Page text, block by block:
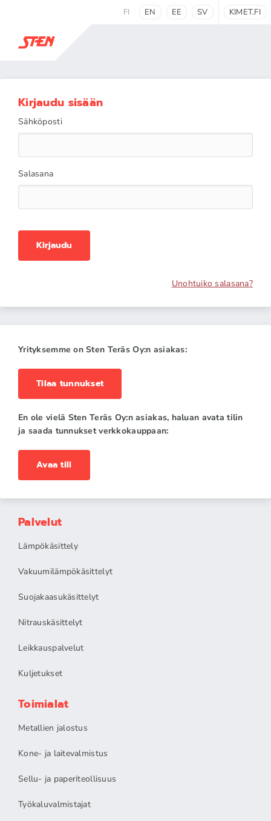
FI EN EE SV KIMET.FI
Kirjaudu sisään
Sähköposti
Salasana
Kirjaudu
Unohtuiko salasana?
Yrityksemme on Sten Teräs Oy:n asiakas:
Tilaa tunnukset
En ole vielä Sten Teräs Oy:n asiakas, haluan avata tilin
ja saada tunnukset verkkokauppaan:
Avaa tili
Palvelut
Lämpökäsittely
Vakuumilämpökäsittelyt
Suojakaasukäsittelyt
Nitrauskäsittelyt
Leikkauspalvelut
Kuljetukset
Toimialat
Metallien jalostus
Kone- ja laitevalmistus
Sellu- ja paperiteollisuus
Työkaluvalmistajat